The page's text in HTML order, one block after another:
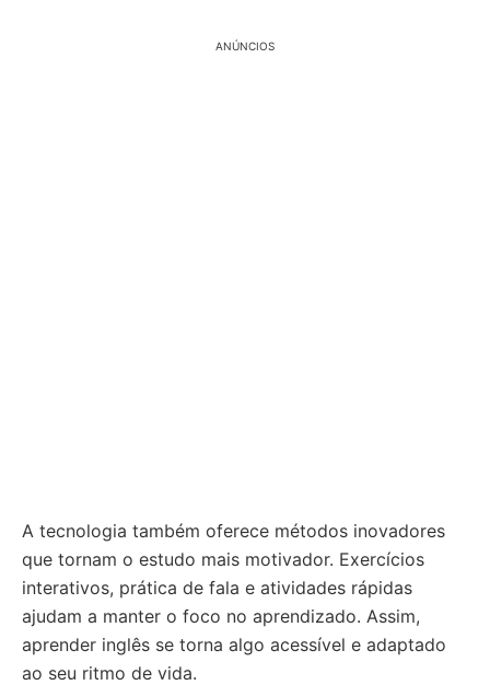
ANÚNCIOS
A tecnologia também oferece métodos inovadores
que tornam o estudo mais motivador. Exercícios
interativos, prática de fala e atividades rápidas
ajudam a manter o foco no aprendizado. Assim,
aprender inglês se torna algo acessível e adaptado
ao seu ritmo de vida.